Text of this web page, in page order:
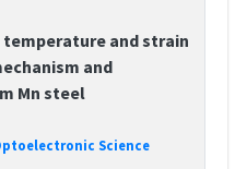
and strain
and
Mn steel
Science